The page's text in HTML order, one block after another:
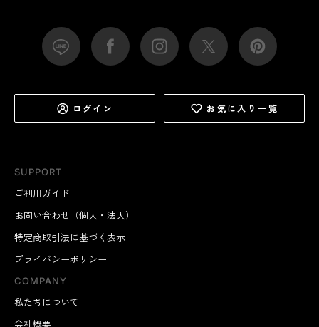
SUPPORT
ご利用ガイド
お問い合わせ（個人・法人）
特定商取引法に基づく表示
プライバシーポリシー
COMPANY
私たちについて
会社概要
ログイン お気に入り一覧